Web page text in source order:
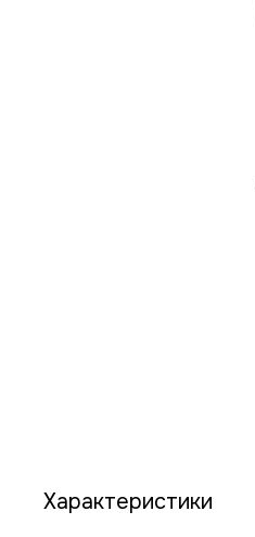
Характеристики